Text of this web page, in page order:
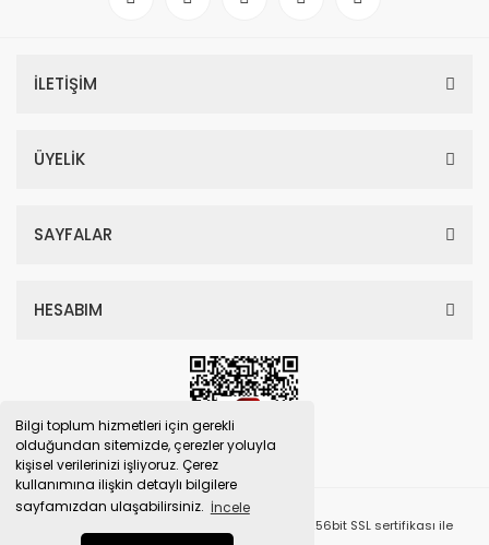
Bilgi toplum hizmetleri için gerekli
olduğundan sitemizde, çerezler yoluyla
kişisel verilerinizi işliyoruz. Çerez
kullanımına ilişkin detaylı bilgilere
sayfamızdan ulaşabilirsiniz. İncele
İLETİŞİM
ÜYELİK
SAYFALAR
HESABIM
© Tüm Hakları Saklıdır. Kredi kartı bilgileriniz 256bit SSL sertifikası ile